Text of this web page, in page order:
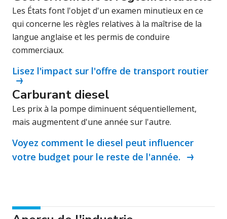
Les États font l'objet d'un examen minutieux en ce
qui concerne les règles relatives à la maîtrise de la
langue anglaise et les permis de conduire
commerciaux.
Lisez l'impact sur l'offre de transport routier
Carburant diesel
Les prix à la pompe diminuent séquentiellement,
mais augmentent d'une année sur l'autre.
Voyez comment le diesel peut influencer
votre budget pour le reste de l'année.